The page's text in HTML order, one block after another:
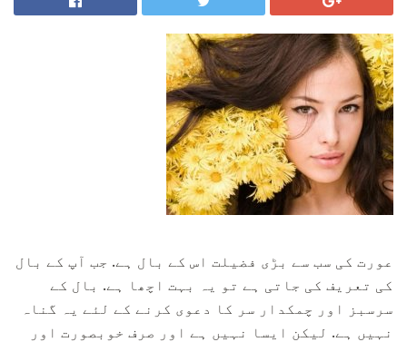
عورت کی سب سے بڑی فضیلت اس کے بال ہے. جب آپ کے بال
کی تعریف کی جاتی ہے تو یہ بہت اچھا ہے. بال کے
سرسبز اور چمکدار سر کا دعوی کرنے کے لئے یہ گناہ
نہیں ہے. لیکن ایسا نہیں ہے اور صرف خوبصورت اور